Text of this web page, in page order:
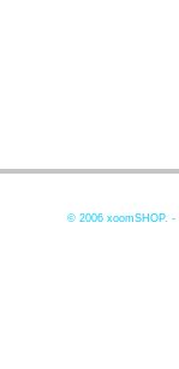
© 2006 xoomSHOP. -